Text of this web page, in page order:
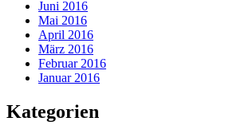
Juni 2016
Mai 2016
April 2016
März 2016
Februar 2016
Januar 2016
Kategorien